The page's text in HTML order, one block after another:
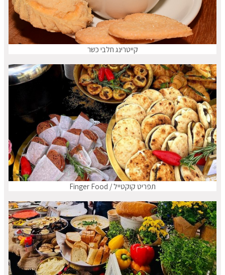
קייטרינג חלבי כשר
תפריט קוקטייל / Finger Food